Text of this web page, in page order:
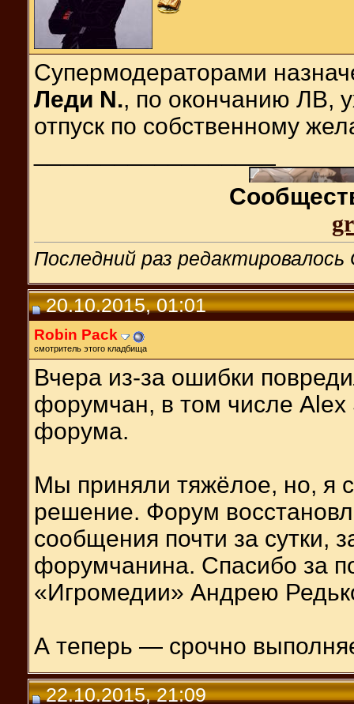
Супермодераторами
Леди N., по окончанию ЛВ,
отпуск по собственному
Последний раз
20.10.2015, 01:01
Robin Pack
смотритель этого кладбища
Вчера из-за ошибки
форумчан, в том числе Alex
форума.
Мы приняли тяжёлое, но, я
решение. Форум
сообщения почти за сутки,
форумчанина. Спасибо за
«Игромедии» Андрею
А теперь — срочно
22.10.2015, 21:09